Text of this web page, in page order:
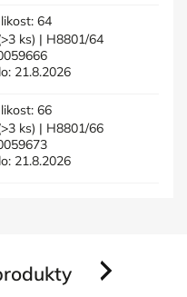
64
ks) | H8801/64
21.8.2026
66
ks) | H8801/66
21.8.2026
Next